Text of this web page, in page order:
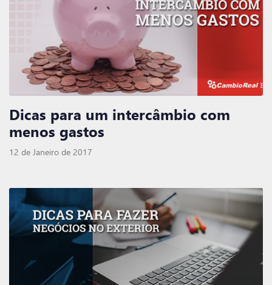
Dicas para um intercâmbio com
menos gastos
12 de Janeiro de 2017